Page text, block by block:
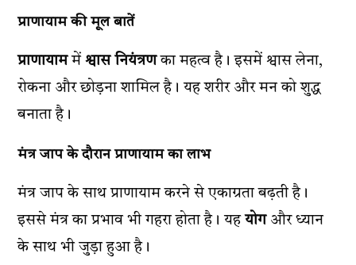
प्राणायाम की मूल बातें
प्राणायाममेंश्वास नियंत्रणका महत्व है। इसमें श्वास लेना,
रोकना और छोड़ना शामिल है। यह शरीर और मन को शुद्ध
बनाता है।
मंत्र जाप के दौरान प्राणायाम का लाभ
मंत्र जाप के साथ प्राणायाम करने से एकाग्रता बढ़ती है।
इससे मंत्र का प्रभाव भी गहरा होता है। यहयोगऔर ध्यान
के साथ भी जुड़ा हुआ है।